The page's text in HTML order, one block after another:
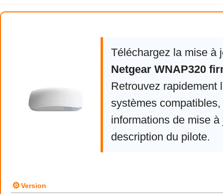
Téléchargez la mise à
Netgear WNAP320
Retrouvez rapidement
systèmes compatibles,
informations de mise à
description du pilote.
⚙Version